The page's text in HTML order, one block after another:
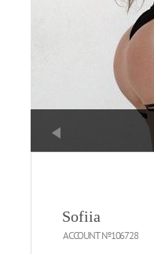
Sofiia
ACCOUNT №106728